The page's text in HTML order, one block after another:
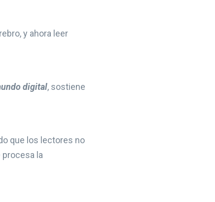
y ahora leer
digital, sostiene
que los lectores no
la